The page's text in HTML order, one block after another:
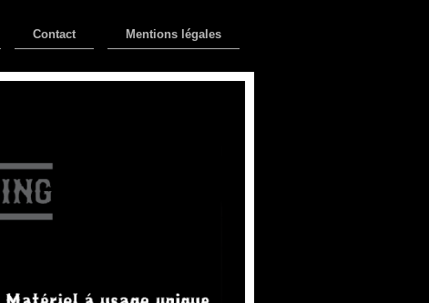
Contact Mentions légales